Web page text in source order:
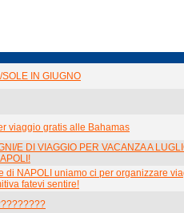
IN GIUGNO
viaggio gratis alle Bahamas
E DI VIAGGIO PER VACANZA A
di NAPOLI uniamo ci per organizzare
fatevi sentire!